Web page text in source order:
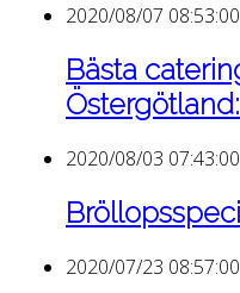
2020/08/07 08:53:00
Bästa
2020/08/03 07:43:00
2020/07/23 08:57:00